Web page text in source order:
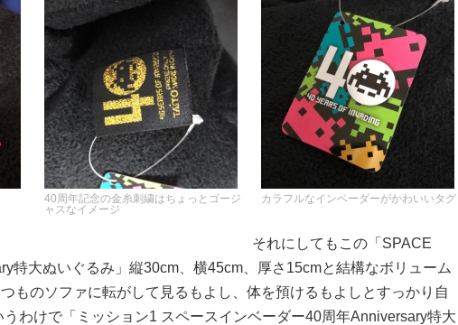
40周年記念の金糸刺繍はちょっとゴージ
ャスなイメージ
カラフルなインベーダーがかわいいタグ
それにしてもこの「SPACE
特大ぬいぐるみ」縦30cm、横45cm、厚さ15cmと結構なボリューム
ものソファに転がして見るもよし、体を預けるもよしとすっかり自
わけで「ミッション1 スペースインベーダー40周年Anniversary特大